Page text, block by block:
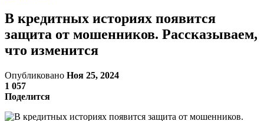
В кредитных историях появится
защита от мошенников. Рассказываем,
что изменится
Опубликовано Ноя 25, 2024
1 057
Поделится